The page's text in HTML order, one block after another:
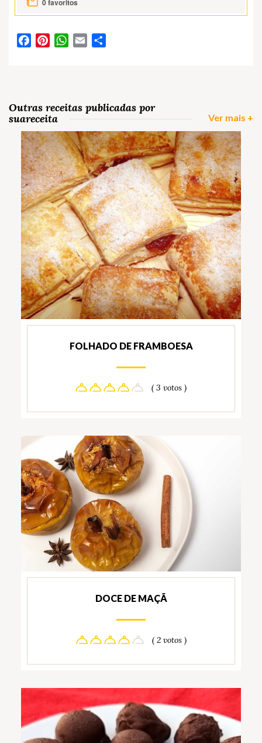
0favoritos
FacebookPinterestWhatsApp
Email
Outras receitas publicadas por
suareceita
Ver mais +
FOLHADO DE FRAMBOESA
( 3 votos )
DOCE DE MAÇÃ
( 2 votos )